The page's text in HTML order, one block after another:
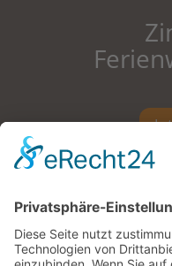
Zimmer